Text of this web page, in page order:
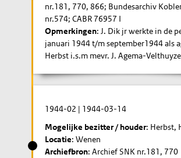
nr.181, 770, 866; Bundesarchiv
nr.574; CABR 76957 I
Opmerkingen: J. Dik jr werkte in de
januari 1944 t/m september1944 als
Herbst i.s.m mevr. J. Agema-
1944-02 | 1944-03-14
Mogelijke bezitter / houder: Herbst,
Locatie: Wenen
Archiefbron: Archief SNK nr.181, 770